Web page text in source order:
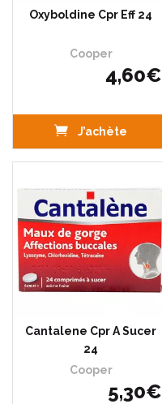
Oxyboldine Cpr Eff 24
Cooper
4,60€
J’achète
Cantalene Cpr A Sucer
24
Cooper
5,30€